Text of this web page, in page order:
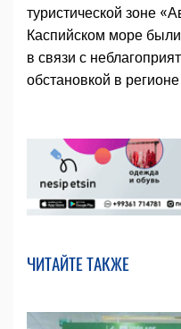
туристической зоне
Каспийском море
в связи с
обстановкой в
ЧИТАЙТЕ ТАКЖЕ